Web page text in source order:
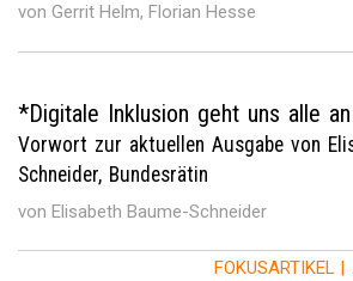
von Gerrit Helm, Florian Hesse
*Digitale Inklusion geht uns alle an
Vorwort zur aktuellen Ausgabe von
Schneider, Bundesrätin
von Elisabeth Baume-Schneider
FOKUSARTIKEL |